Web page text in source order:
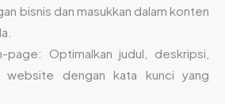
bisnis dan masukkan dalam konten
page: Optimalkan judul, deskripsi,
website dengan kata kunci yang